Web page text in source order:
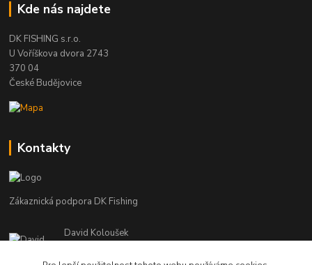
Kde nás najdete
DK FISHING s.r.o.
U Voříškova dvora 2743
370 04
České Budějovice
Kontakty
Zákaznická podpora DK Fishing
David Koloušek
(Po-Pá, 7-18 hod.)